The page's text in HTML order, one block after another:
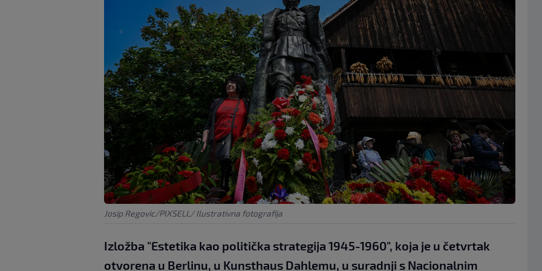
Josip Regovic/PIXSELL/ Ilustrativna fotografija
Izložba "Estetika kao politička strategija 1945-1960", koja je u četvrtak
otvorena u Berlinu, u Kunsthaus Dahlemu, u suradnji s Nacionalnim